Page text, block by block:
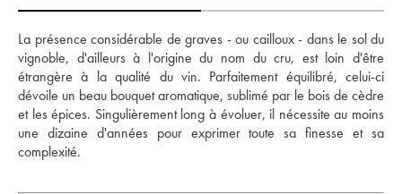
La présence considérable de graves - ou cailloux - dans le sol du
vignoble, d'ailleurs à l'origine du nom du cru, est loin d'être
étrangère à la qualité du vin. Parfaitement équilibré, celui-ci
dévoile un beau bouquet aromatique, sublimé par le bois de cèdre
et les épices. Singulièrement long à évoluer, il nécessite au moins
une dizaine d'années pour exprimer toute sa finesse et sa
complexité.